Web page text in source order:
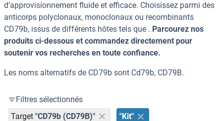
d’approvisionnement fluide et efficace. Choisissez parmi des
anticorps polyclonaux, monoclonaux ou recombinants
CD79b, issus de différents hôtes tels que . Parcourez nos
produits ci-dessous et commandez directement pour
soutenir vos recherches en toute confiance.
Les noms alternatifs de CD79b sont Cd79b, CD79B.
Filtres sélectionnés
Target "CD79b (CD79B)" "Kit"